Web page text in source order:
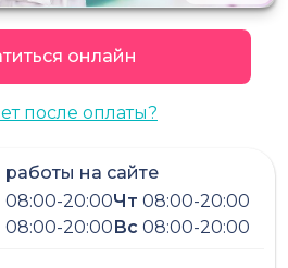
онлайн
после оплаты?
на сайте
08:00-20:00Чт 08:00-20:00
08:00-20:00 Вс 08:00-20:00